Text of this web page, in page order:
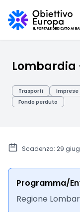
Lombardia
Trasporti Imprese
Fondo perduto
Scadenza: 29
Programma/
Regione